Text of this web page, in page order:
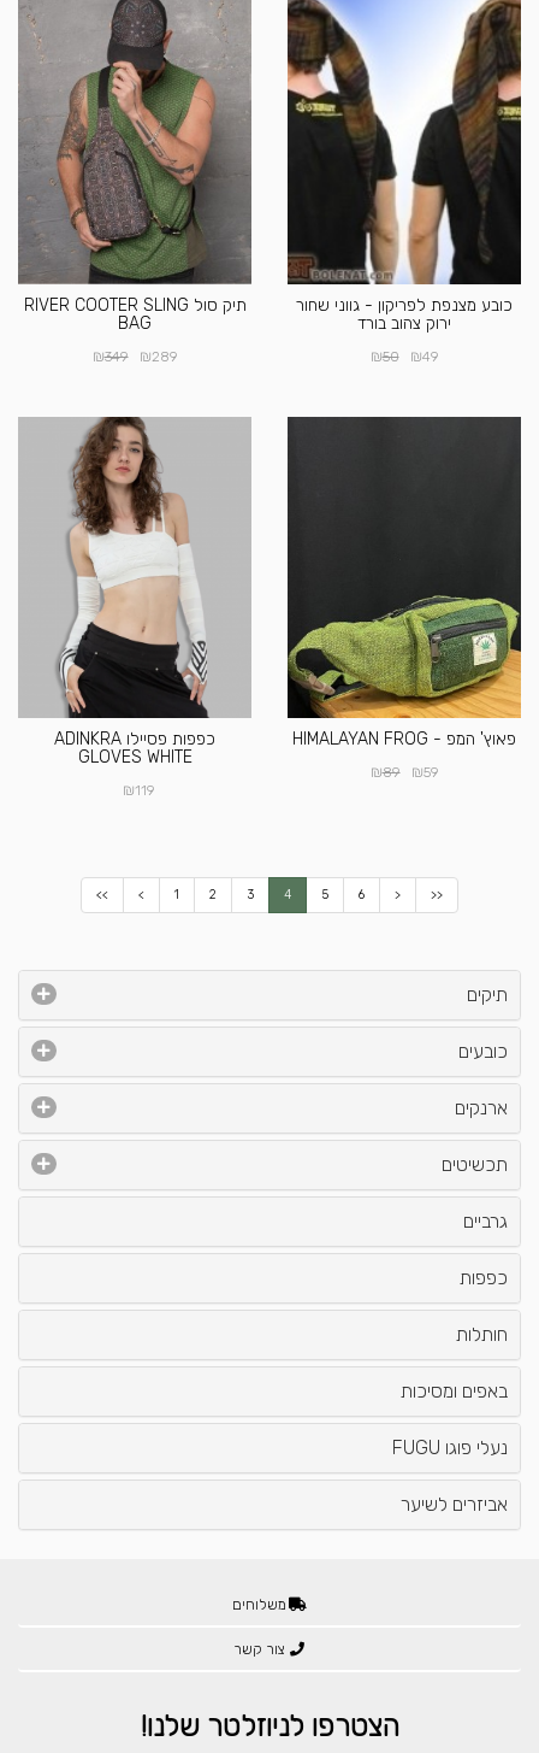
כובע מצנפת לפריקון - גווני שחור
ירוק צהוב בורד
₪49
₪50
תיק סול RIVER COOTER SLING
BAG
₪289
₪349
פאוץ' המפ - HIMALAYAN FROG
₪59
₪89
כפפות פסיילו ADINKRA
GLOVES WHITE
₪119
<< < 1 2 3 4 5 6 > >>
תיקים
כובעים
ארנקים
תכשיטים
גרביים
כפפות
חותלות
באפים ומסיכות
נעלי פוגו FUGU
אביזרים לשיער
משלוחים
צור קשר
הצטרפו לניוזלטר שלנו!